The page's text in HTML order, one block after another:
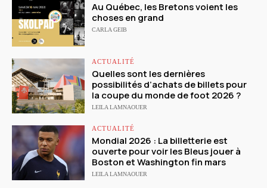
Au Québec, les Bretons voient les
choses en grand
CARLA GEIB
ACTUALITÉ
Quelles sont les dernières
possibilités d’achats de billets pour
la coupe du monde de foot 2026 ?
LEILA LAMNAOUER
ACTUALITÉ
Mondial 2026 : La billetterie est
ouverte pour voir les Bleus jouer à
Boston et Washington fin mars
LEILA LAMNAOUER